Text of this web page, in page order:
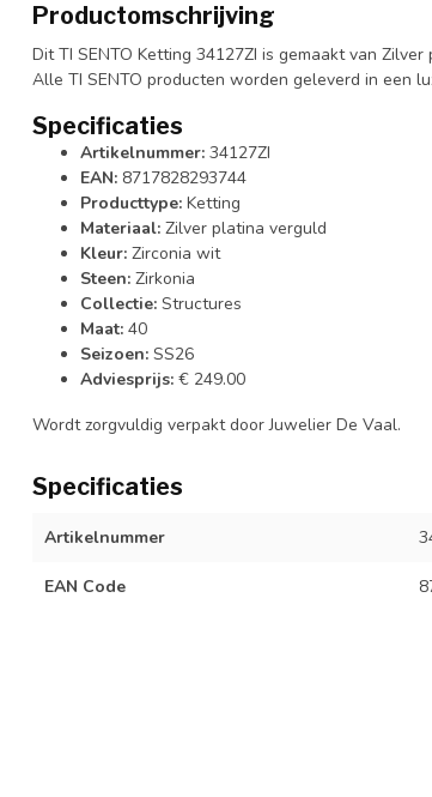
Productomschrijving
Dit TI SENTO Ketting 34127ZI is gemaakt van
Alle TI SENTO producten worden geleverd in een
Specificaties
Artikelnummer: 34127ZI
EAN: 8717828293744
Producttype: Ketting
Materiaal: Zilver platina verguld
Kleur: Zirconia wit
Steen: Zirkonia
Collectie: Structures
Maat: 40
Seizoen: SS26
Adviesprijs: € 249.00
Wordt zorgvuldig verpakt door Juwelier De Vaal.
Specificaties
Artikelnummer
EAN Code